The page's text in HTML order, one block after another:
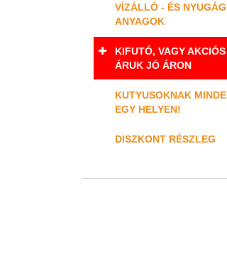
VÍZÁLLÓ - ÉS
ANYAGOK
KIFUTÓ, VAGY AKCIÓS
ÁRUK JÓ ÁRON
KUTYUSOKNAK
EGY HELYEN!
DISZKONT RÉSZLEG